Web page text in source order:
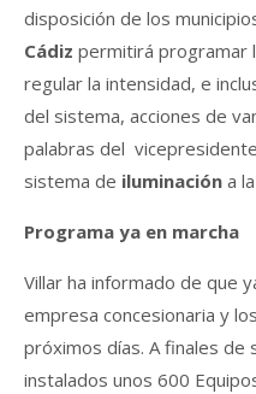
disposición de los
Cádiz permitirá programar
regular la intensidad, e
del sistema, acciones de
palabras del
sistema de iluminación a
Programa ya en marcha
Villar ha informado de que
empresa concesionaria y
próximos días. A finales
instalados unos 600